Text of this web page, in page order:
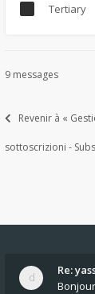
Tertiary
9 messages
Revenir à «
sottoscrizioni -
Re: